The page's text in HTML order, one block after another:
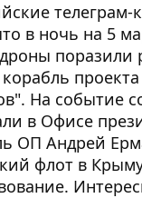
телеграм-
в ночь на 5
поразили
проекта
На событие
в Офисе
ОП Андрей
флот в